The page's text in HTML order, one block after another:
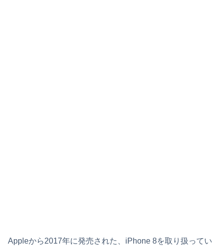
Appleから2017年に発売された、iPhone 8を取り扱ってい